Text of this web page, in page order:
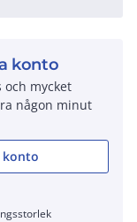
konto
mycket
någon minut
konto